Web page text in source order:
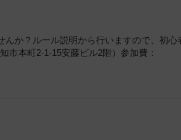
か？ルール説明から行いますので、初心
市本町2-1-15安藤ビル2階）参加費：